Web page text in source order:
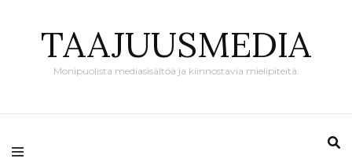
TAAJUUSMEDIA
Monipuolista mediasisältöä ja kiinnostavia mielipiteitä.